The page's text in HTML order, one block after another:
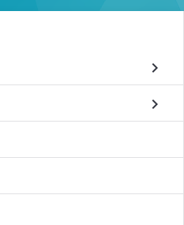
chevron_right
chevron_right